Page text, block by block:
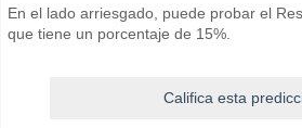
En el lado arriesgado, puede probar el
que tiene un porcentaje de 15%.
Califica esta